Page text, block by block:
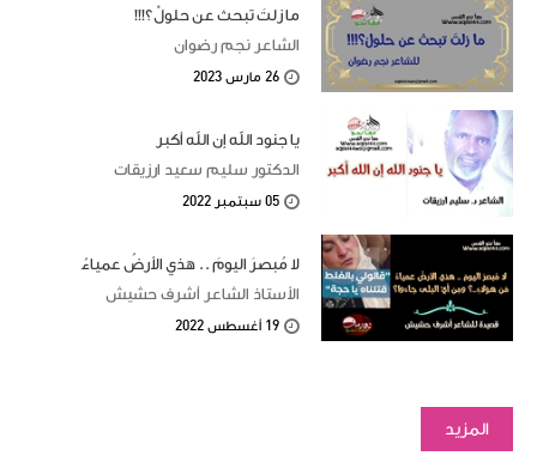
ما زلتَ تبحث عن حلولْ؟!!!
الشاعر نجم رضوان
26 مارس 2023
يا جنود الله إن الله أكبر
الدكتور سليم سعيد ارزيقات
05 سبتمبر 2022
لا مُبصرَ اليومَ .. هذي الأرضُ عمياءُ
الأستاذ الشاعر أشرف حشيش
19 أغسطس 2022
المزيد